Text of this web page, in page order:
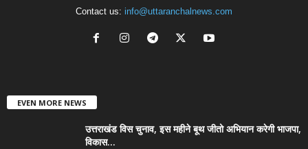
Contact us: info@uttaranchalnews.com
EVEN MORE NEWS
उत्तराखंड विस चुनाव, इस महीने बूथ जीतो अभियान करेगी भाजपा,
विकास...